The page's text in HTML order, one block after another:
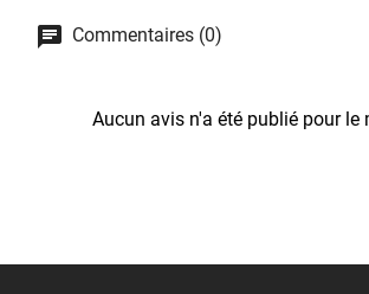
Commentaires (0)
Aucun avis n'a été publié pour le